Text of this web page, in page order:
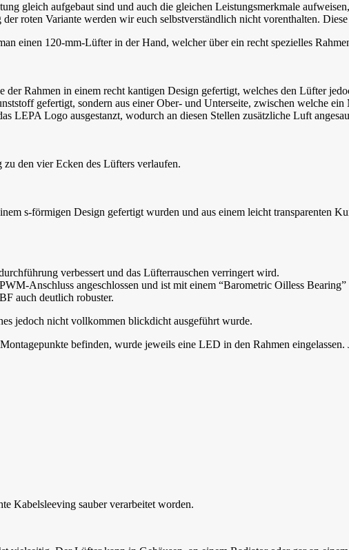
gleich aufgebaut sind und auch die gleichen Leistungsmerkmale
roten Variante werden wir euch selbstverständlich nicht vorenthalten.
einen 120-mm-Lüfter in der Hand, welcher über ein recht spezielles
der Rahmen in einem recht kantigen Design gefertigt, welches den Lüfter
gefertigt, sondern aus einer Ober- und Unterseite, zwischen welche
LEPA Logo ausgestanzt, wodurch an diesen Stellen zusätzliche Luft
den vier Ecken des Lüfters verlaufen.
s-förmigen Design gefertigt wurden und aus einem leicht transparenten
verbessert und das Lüfterrauschen verringert wird.
Anschluss angeschlossen und ist mit einem “Barometric Oilless
auch deutlich robuster.
jedoch nicht vollkommen blickdicht ausgeführt wurde.
befinden, wurde jeweils eine LED in den Rahmen
Kabelsleeving sauber verarbeitet worden.